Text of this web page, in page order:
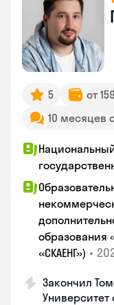
5
от
10 месяцев
образования
«СКАЕНГ») •
Закончил